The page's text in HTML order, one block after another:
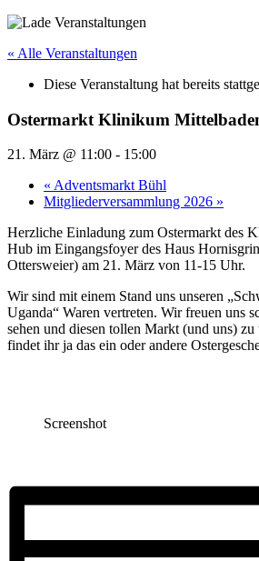
« Alle Veranstaltungen
Diese Veranstaltung hat bereits
Ostermarkt Klinikum
21. März @ 11:00 - 15:00
« Adventsmarkt Bühl
Mitgliederversammlung 2026 »
Herzliche Einladung zum Ostermarkt des
Hub im Eingangsfoyer des Haus
Ottersweier) am 21. März von 11-15 Uhr.
Wir sind mit einem Stand uns unseren
Uganda“ Waren vertreten. Wir freuen uns
sehen und diesen tollen Markt (und uns)
findet ihr ja das ein oder andere
Screenshot